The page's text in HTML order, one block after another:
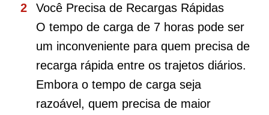
Você Precisa de Recargas Rápidas
O tempo de carga de 7 horas pode ser
um inconveniente para quem precisa de
recarga rápida entre os trajetos diários.
Embora o tempo de carga seja
razoável, quem precisa de maior